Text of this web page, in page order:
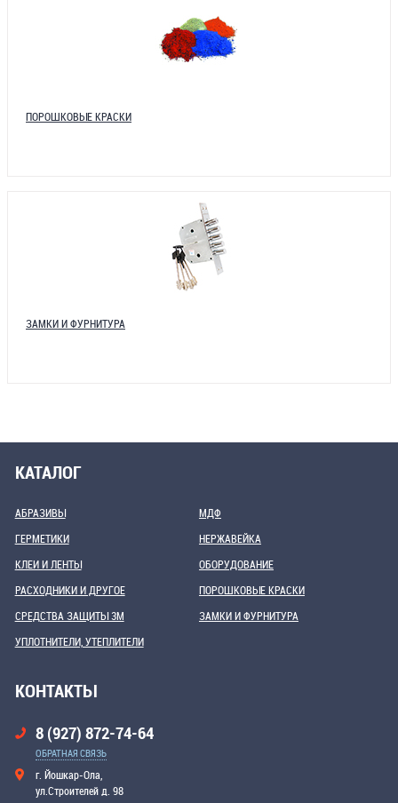
ПОРОШКОВЫЕ КРАСКИ
ЗАМКИ И ФУРНИТУРА
КАТАЛОГ
АБРАЗИВЫ
ГЕРМЕТИКИ
КЛЕИ И ЛЕНТЫ
МДФ
НЕРЖАВЕЙКА
ОБОРУДОВАНИЕ
РАСХОДНИКИ И ДРУГОЕ
СРЕДСТВА ЗАЩИТЫ 3М
УПЛОТНИТЕЛИ, УТЕПЛИТЕЛИ
ПОРОШКОВЫЕ КРАСКИ
ЗАМКИ И ФУРНИТУРА
КОНТАКТЫ
8 (927) 872-74-64
ОБРАТНАЯ СВЯЗЬ
г. Йошкар-Ола,
ул.Строителей д. 98